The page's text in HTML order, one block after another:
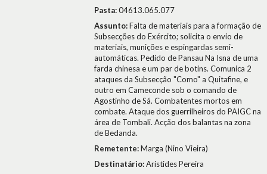
Pasta:04613.065.077
Assunto:Falta de materiais para a formação de
Subsecções do Exército; solicita o envio de
materiais, munições e espingardas semi-
automáticas. Pedido de Pansau Na Isna de uma
farda chinesa e um par de botins. Comunica 2
ataques da Subsecção "Como" a Quitafine, e
outro em Cameconde sob o comando de
Agostinho de Sá. Combatentes mortos em
combate. Ataque dos guerrilheiros do PAIGC na
área de Tombali. Acção dos balantas na zona
de Bedanda.
Remetente:Marga (Nino Vieira)
Destinatário:Aristides Pereira